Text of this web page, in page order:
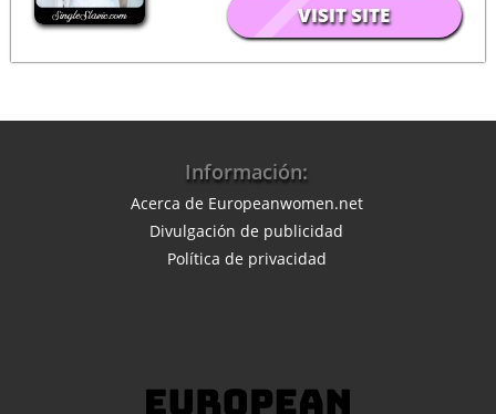
VISIT SITE
Información:
Acerca de Europeanwomen.net
Divulgación de publicidad
Política de privacidad